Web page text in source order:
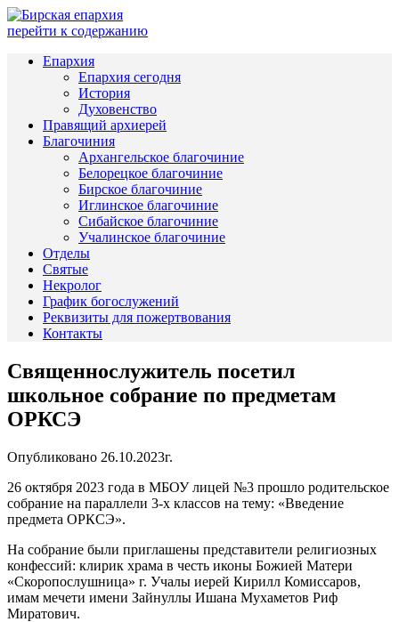
перейти к содержанию
Епархия
Епархия сегодня
История
Духовенство
Правящий архиерей
Благочиния
Архангельское благочиние
Белорецкое благочиние
Бирское благочиние
Иглинское благочиние
Сибайское благочиние
Учалинское благочиние
Отделы
Святые
Некролог
График богослужений
Реквизиты для пожертвования
Контакты
Священнослужитель посетил
школьное собрание по предметам
ОРКСЭ
Опубликовано 26.10.2023г.
26 октября 2023 года в МБОУ лицей №3 прошло родительское
собрание на параллели 3-х классов на тему: «Введение
предмета ОРКСЭ».
На собрание были приглашены представители религиозных
конфессий: клирик храма в честь иконы Божией Матери
«Скоропослушница» г. Учалы иерей Кирилл Комиссаров,
имам мечети имени Зайнуллы Ишана Мухаметов Риф
Миратович.